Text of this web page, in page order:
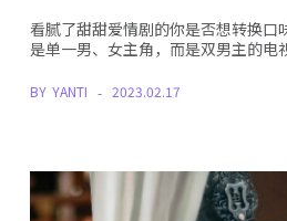
看腻了甜甜爱情剧的你是否想转换口
是单一男、女主角，而是双男主的
BY YANTI 2023.02.17